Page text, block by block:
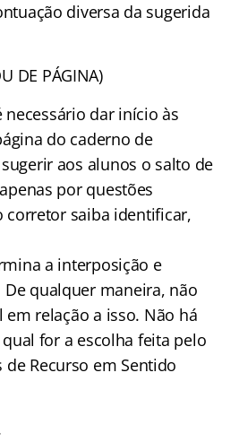
diversa da sugerida
DE PÁGINA)
necessário dar início às
do caderno de
aos alunos o salto de
por questões
corretor saiba identificar,
a interposição e
De qualquer maneira, não
relação a isso. Não há
for a escolha feita pelo
de Recurso em Sentido